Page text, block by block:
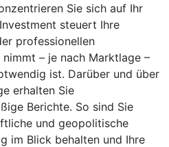
Sie sich auf Ihr
steuert Ihre
professionellen
– je nach Marktlage –
ist. Darüber und über
erhalten Sie
Berichte. So sind Sie
und geopolitische
im Blick behalten und Ihre